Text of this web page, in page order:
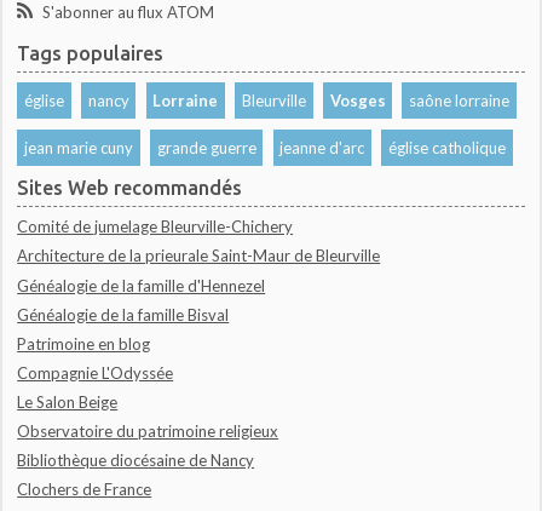
S'abonner au flux ATOM
Tags populaires
église nancy Lorraine Bleurville Vosges saône lorraine
jean marie cuny grande guerre jeanne d'arc église catholique
Sites Web recommandés
Comité de jumelage Bleurville-Chichery
Architecture de la prieurale Saint-Maur de Bleurville
Généalogie de la famille d'Hennezel
Généalogie de la famille Bisval
Patrimoine en blog
Compagnie L'Odyssée
Le Salon Beige
Observatoire du patrimoine religieux
Bibliothèque diocésaine de Nancy
Clochers de France